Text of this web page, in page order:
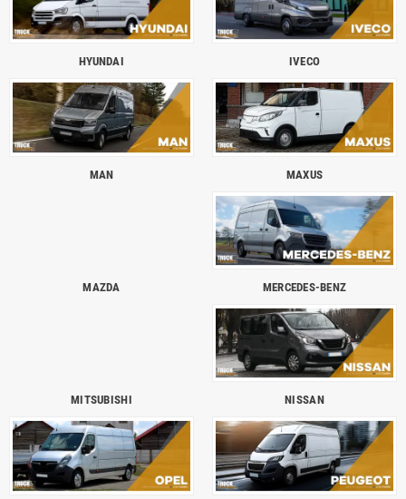
HYUNDAI IVECO
MAN MAXUS
MAZDA MERCEDES-BENZ
MITSUBISHI NISSAN